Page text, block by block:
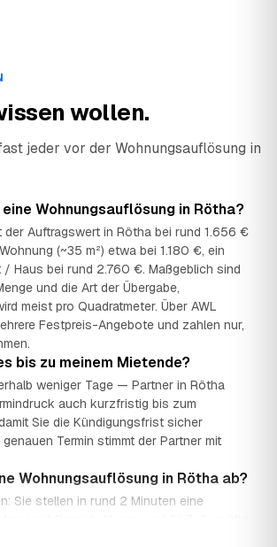
wollen.
jeder vor der Wohnungsauflösung in
Wohnungsauflösung in Rötha?
der Auftragswert in Rötha bei rund 1.656 €
(~35 m²) etwa bei 1.180 €, ein
Haus bei rund 2.760 €. Maßgeblich sind
und die Art der Übergabe,
meist pro Quadratmeter. Über AWL
Festpreis-Angebote und zahlen nur,
bis zu meinem Mietende?
weniger Tage — Partner in Rötha
auch kurzfristig bis zum
Sie die Kündigungsfrist sicher
Termin stimmt der Partner mit
Wohnungsauflösung in Rötha ab?
Sie stellen in rund 2 Minuten eine